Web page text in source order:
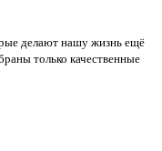
делают нашу жизнь ещё
только качественные